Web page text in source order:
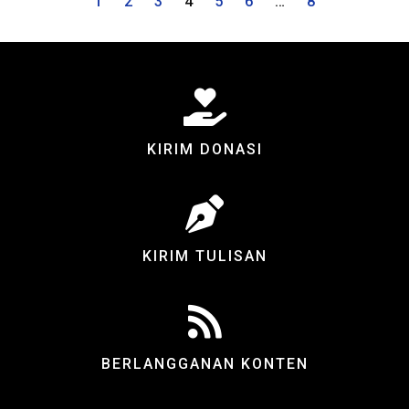
KIRIM DONASI
KIRIM TULISAN
BERLANGGANAN KONTEN